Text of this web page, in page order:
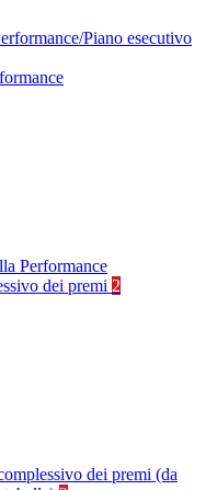
Piano esecutivo
Performance
dei premi 2
dei premi (da